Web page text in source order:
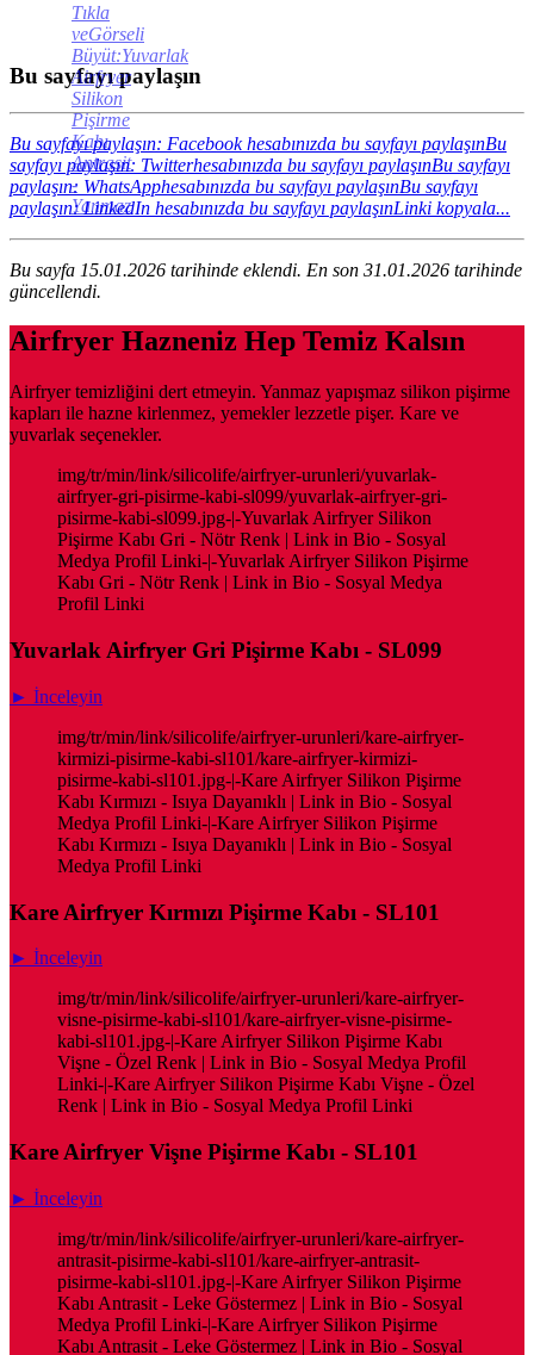
Tıkla
veGörseli
Büyüt:Yuvarlak
Airfryer
Silikon
Pişirme
Kabı
Antrasit
-
Yanmaz
Bu sayfayı paylaşın
Bu sayfayı paylaşın: Facebook hesabınızda bu sayfayı paylaşınBu
sayfayı paylaşın: Twitterhesabınızda bu sayfayı paylaşınBu sayfayı
paylaşın: WhatsApphesabınızda bu sayfayı paylaşınBu sayfayı
paylaşın: LinkedIn hesabınızda bu sayfayı paylaşınLinki kopyala...
Bu sayfa 15.01.2026 tarihinde eklendi. En son 31.01.2026 tarihinde
güncellendi.
Airfryer Hazneniz Hep Temiz Kalsın
Airfryer temizliğini dert etmeyin. Yanmaz yapışmaz silikon pişirme
kapları ile hazne kirlenmez, yemekler lezzetle pişer. Kare ve
yuvarlak seçenekler.
img/tr/min/link/silicolife/airfryer-urunleri/yuvarlak-
airfryer-gri-pisirme-kabi-sl099/yuvarlak-airfryer-gri-
pisirme-kabi-sl099.jpg-|-Yuvarlak Airfryer Silikon
Pişirme Kabı Gri - Nötr Renk | Link in Bio - Sosyal
Medya Profil Linki-|-Yuvarlak Airfryer Silikon Pişirme
Kabı Gri - Nötr Renk | Link in Bio - Sosyal Medya
Profil Linki
Yuvarlak Airfryer Gri Pişirme Kabı - SL099
► İnceleyin
img/tr/min/link/silicolife/airfryer-urunleri/kare-airfryer-
kirmizi-pisirme-kabi-sl101/kare-airfryer-kirmizi-
pisirme-kabi-sl101.jpg-|-Kare Airfryer Silikon Pişirme
Kabı Kırmızı - Isıya Dayanıklı | Link in Bio - Sosyal
Medya Profil Linki-|-Kare Airfryer Silikon Pişirme
Kabı Kırmızı - Isıya Dayanıklı | Link in Bio - Sosyal
Medya Profil Linki
Kare Airfryer Kırmızı Pişirme Kabı - SL101
► İnceleyin
img/tr/min/link/silicolife/airfryer-urunleri/kare-airfryer-
visne-pisirme-kabi-sl101/kare-airfryer-visne-pisirme-
kabi-sl101.jpg-|-Kare Airfryer Silikon Pişirme Kabı
Vişne - Özel Renk | Link in Bio - Sosyal Medya Profil
Linki-|-Kare Airfryer Silikon Pişirme Kabı Vişne - Özel
Renk | Link in Bio - Sosyal Medya Profil Linki
Kare Airfryer Vişne Pişirme Kabı - SL101
► İnceleyin
img/tr/min/link/silicolife/airfryer-urunleri/kare-airfryer-
antrasit-pisirme-kabi-sl101/kare-airfryer-antrasit-
pisirme-kabi-sl101.jpg-|-Kare Airfryer Silikon Pişirme
Kabı Antrasit - Leke Göstermez | Link in Bio - Sosyal
Medya Profil Linki-|-Kare Airfryer Silikon Pişirme
Kabı Antrasit - Leke Göstermez | Link in Bio - Sosyal